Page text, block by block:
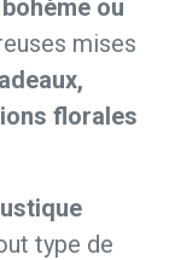
ou
mises
florales
type de